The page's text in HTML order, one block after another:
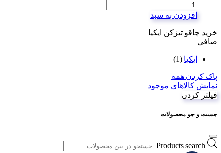
افزودن به سبد
خرید چاقو تیزکن ایکیا
صافی
ایکیا (1)
پاک کردن همه
نمایش کالاهای موجود
فیلتر کردن
جست و جو محصولات
Products search